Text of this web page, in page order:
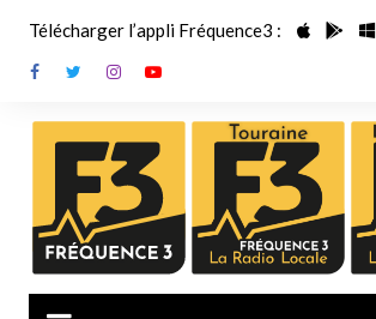
contenu
Télécharger l’appli Fréquence3 :